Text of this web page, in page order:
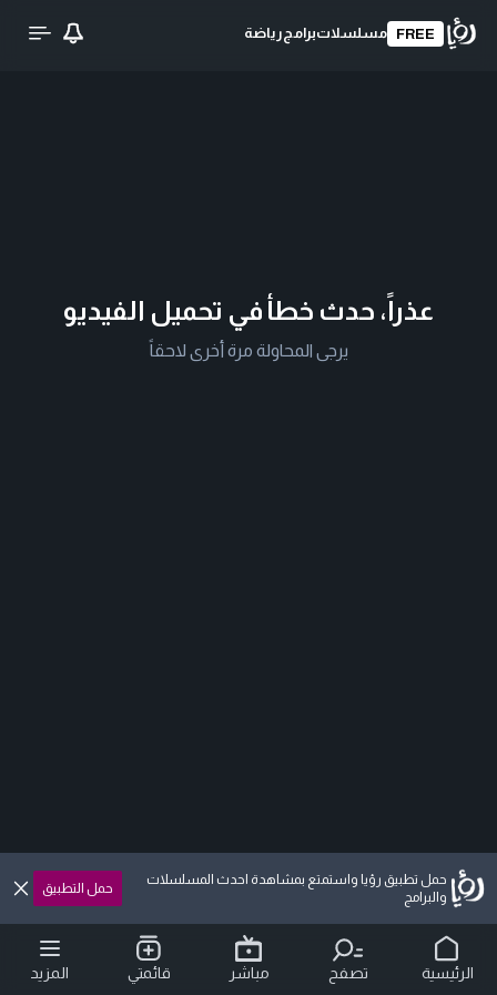
FREE مسلسلاتبرامج رياضة
عذراً، حدث خطأ في تحميل الفيديو
يرجى المحاولة مرة أخرى لاحقاً
حمل تطبيق رؤيا واستمتع بمشاهدة احدث المسلسلات
والبرامج
حمل التطبيق
الرئيسية تصفح مباشر قائمتي المزيد